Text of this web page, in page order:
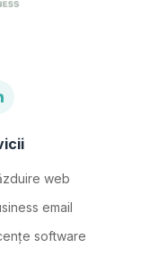
web
email
software